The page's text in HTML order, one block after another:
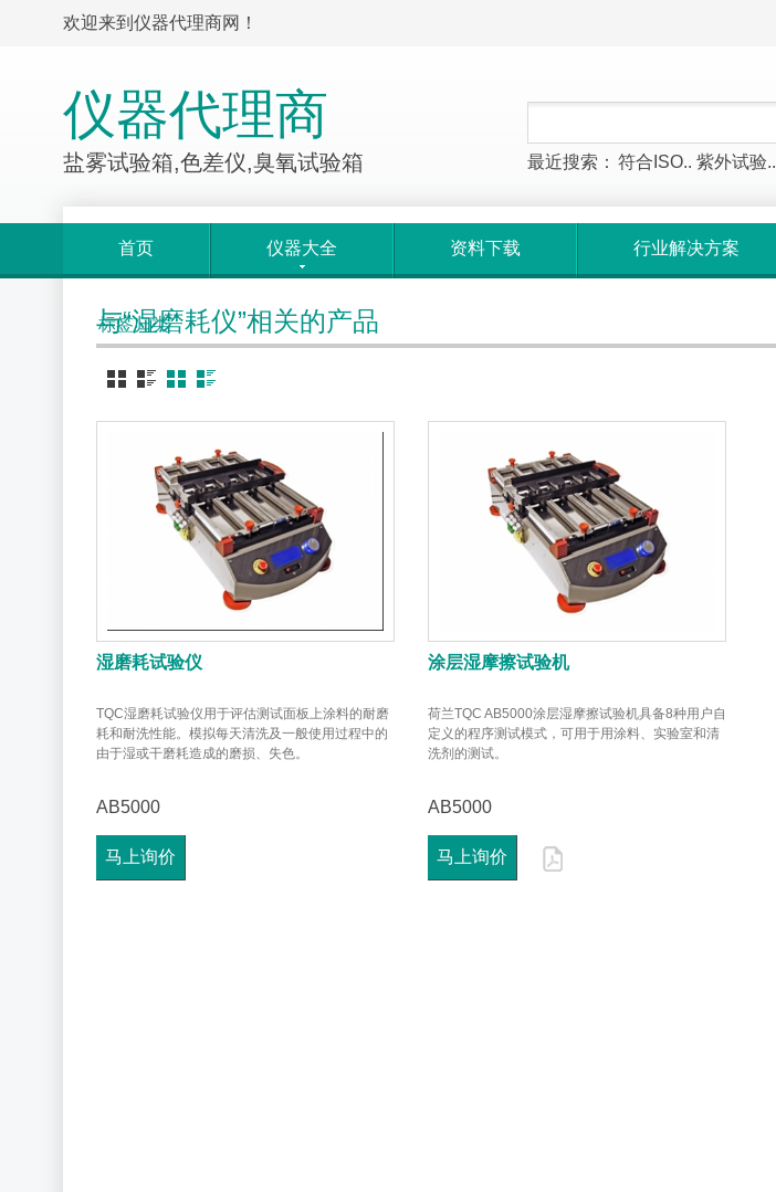
欢迎来到仪器代理商网！
仪器代理商
盐雾试验箱,色差仪,臭氧试验箱 最近搜索： 符合ISO.. 紫外试验..
首页 仪器大全 资料下载 行业解决方案
标签归类
与“湿磨耗仪”相关的产品
湿磨耗试验仪
TQC湿磨耗试验仪用于评估测试面板上涂料的耐磨
耗和耐洗性能。模拟每天清洗及一般使用过程中的
由于湿或干磨耗造成的磨损、失色。
AB5000
马上询价
涂层湿摩擦试验机
荷兰TQC AB5000涂层湿摩擦试验机具备8种用户自
定义的程序测试模式，可用于用涂料、实验室和清
洗剂的测试。
AB5000
马上询价